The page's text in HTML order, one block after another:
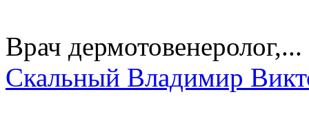
Врач дермотовенеролог,...
Скальный Владимир